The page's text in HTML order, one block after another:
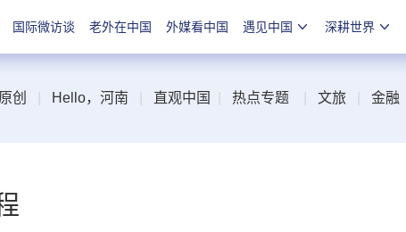
国际微访谈 老外在中国 外媒看中国 遇见中国 深耕世界
创 Hello，河南 直观中国 热点专题 文旅 金融